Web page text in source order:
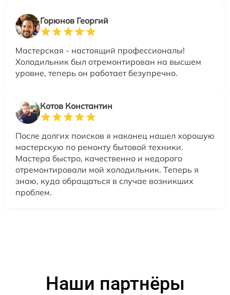
Горюнов Георгий
Мастерская - настоящий профессионалы!
Холодильник был отремонтирован на высшем
уровне, теперь он работает безупречно.
Котов Константин
После долгих поисков я наконец нашел хорошую
мастерскую по ремонту бытовой техники.
Мастера быстро, качественно и недорого
отремонтировали мой холодильник. Теперь я
знаю, куда обращаться в случае возникших
проблем.
Наши партнёры